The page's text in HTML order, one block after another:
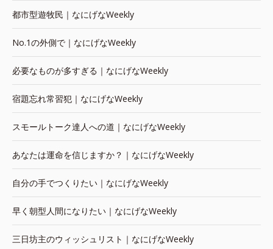
都市型遊牧民｜なにげなWeekly
No.1の外側で｜なにげなWeekly
必要なものが多すぎる｜なにげなWeekly
宿題忘れ常習犯｜なにげなWeekly
スモールトーク達人への道｜なにげなWeekly
あなたは運命を信じますか？｜なにげなWeekly
自分の手でつくりたい｜なにげなWeekly
早く朝型人間になりたい｜なにげなWeekly
三日坊主のウィッシュリスト｜なにげなWeekly